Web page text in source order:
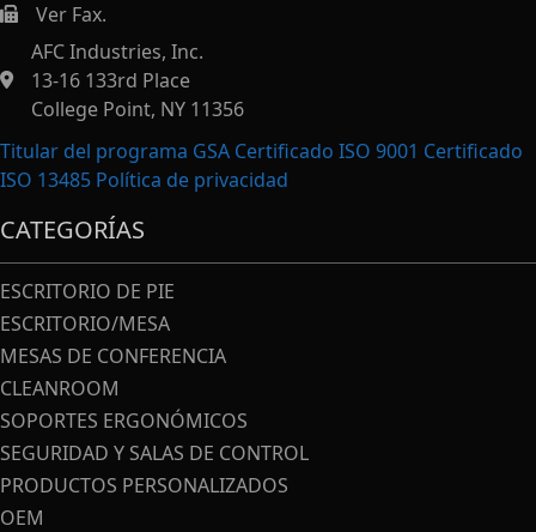
https://afcindustries.com/contact/#:~:text=Fax
Ver Fax.
AFC Industries, Inc.
13-16 133rd Place
College Point, NY 11356
Titular del programa GSA Certificado ISO 9001 Certificado
ISO 13485 Política de privacidad
CATEGORÍAS
ESCRITORIO DE PIE
ESCRITORIO/MESA
MESAS DE CONFERENCIA
CLEANROOM
SOPORTES ERGONÓMICOS
SEGURIDAD Y SALAS DE CONTROL
PRODUCTOS PERSONALIZADOS
OEM